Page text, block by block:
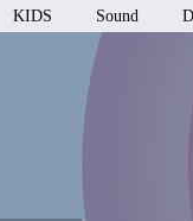
KIDS Sound